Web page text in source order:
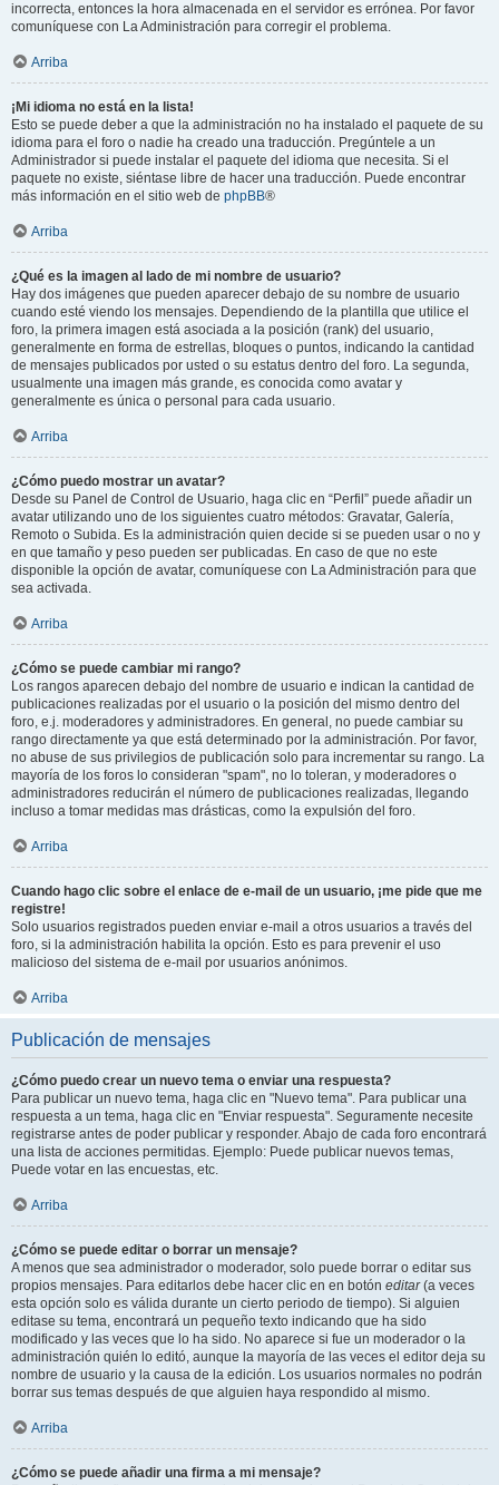
incorrecta, entonces la hora almacenada en el servidor es errónea. Por favor
comuníquese con La Administración para corregir el problema.
Arriba
¡Mi idioma no está en la lista!
Esto se puede deber a que la administración no ha instalado el paquete de su
idioma para el foro o nadie ha creado una traducción. Pregúntele a un
Administrador si puede instalar el paquete del idioma que necesita. Si el
paquete no existe, siéntase libre de hacer una traducción. Puede encontrar
más información en el sitio web de phpBB®
Arriba
¿Qué es la imagen al lado de mi nombre de usuario?
Hay dos imágenes que pueden aparecer debajo de su nombre de usuario
cuando esté viendo los mensajes. Dependiendo de la plantilla que utilice el
foro, la primera imagen está asociada a la posición (rank) del usuario,
generalmente en forma de estrellas, bloques o puntos, indicando la cantidad
de mensajes publicados por usted o su estatus dentro del foro. La segunda,
usualmente una imagen más grande, es conocida como avatar y
generalmente es única o personal para cada usuario.
Arriba
¿Cómo puedo mostrar un avatar?
Desde su Panel de Control de Usuario, haga clic en “Perfil” puede añadir un
avatar utilizando uno de los siguientes cuatro métodos: Gravatar, Galería,
Remoto o Subida. Es la administración quien decide si se pueden usar o no y
en que tamaño y peso pueden ser publicadas. En caso de que no este
disponible la opción de avatar, comuníquese con La Administración para que
sea activada.
Arriba
¿Cómo se puede cambiar mi rango?
Los rangos aparecen debajo del nombre de usuario e indican la cantidad de
publicaciones realizadas por el usuario o la posición del mismo dentro del
foro, e.j. moderadores y administradores. En general, no puede cambiar su
rango directamente ya que está determinado por la administración. Por favor,
no abuse de sus privilegios de publicación solo para incrementar su rango. La
mayoría de los foros lo consideran "spam", no lo toleran, y moderadores o
administradores reducirán el número de publicaciones realizadas, llegando
incluso a tomar medidas mas drásticas, como la expulsión del foro.
Arriba
Cuando hago clic sobre el enlace de e-mail de un usuario, ¡me pide que me
registre!
Solo usuarios registrados pueden enviar e-mail a otros usuarios a través del
foro, si la administración habilita la opción. Esto es para prevenir el uso
malicioso del sistema de e-mail por usuarios anónimos.
Arriba
Publicación de mensajes
¿Cómo puedo crear un nuevo tema o enviar una respuesta?
Para publicar un nuevo tema, haga clic en "Nuevo tema". Para publicar una
respuesta a un tema, haga clic en "Enviar respuesta". Seguramente necesite
registrarse antes de poder publicar y responder. Abajo de cada foro encontrará
una lista de acciones permitidas. Ejemplo: Puede publicar nuevos temas,
Puede votar en las encuestas, etc.
Arriba
¿Cómo se puede editar o borrar un mensaje?
A menos que sea administrador o moderador, solo puede borrar o editar sus
propios mensajes. Para editarlos debe hacer clic en en botón editar(a veces
esta opción solo es válida durante un cierto periodo de tiempo). Si alguien
editase su tema, encontrará un pequeño texto indicando que ha sido
modificado y las veces que lo ha sido. No aparece si fue un moderador o la
administración quién lo editó, aunque la mayoría de las veces el editor deja su
nombre de usuario y la causa de la edición. Los usuarios normales no podrán
borrar sus temas después de que alguien haya respondido al mismo.
Arriba
¿Cómo se puede añadir una firma a mi mensaje?